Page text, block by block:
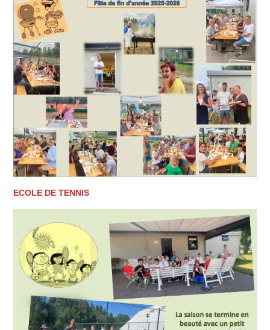
ECOLE DE TENNIS